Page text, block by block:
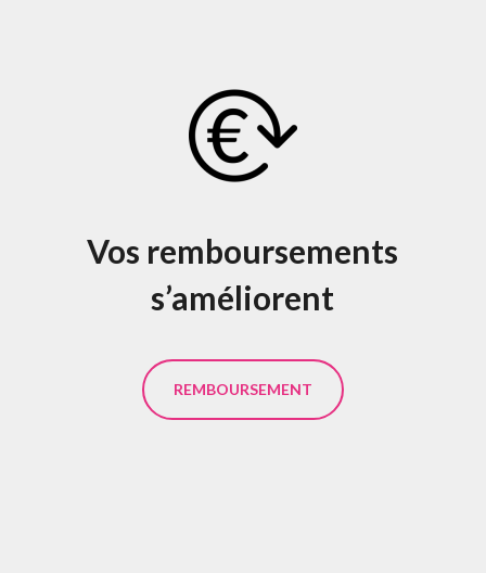
Vos remboursements
s’améliorent
REMBOURSEMENT